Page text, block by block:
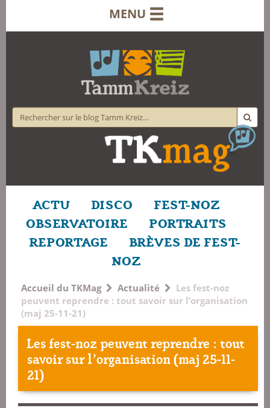
MENU
ACTU DISCO
FEST-NOZ
OBSERVATOIRE
PORTRAITS
REPORTAGE
BRÈVES DE FEST-
NOZ
Accueil du TKMag Actualité
Les fest-noz
peuvent reprendre : tout savoir sur l’organisation
(maj 25-11-21)
Les fest-noz peuvent reprendre : tout
savoir sur l’organisation (maj 25-11-
21)